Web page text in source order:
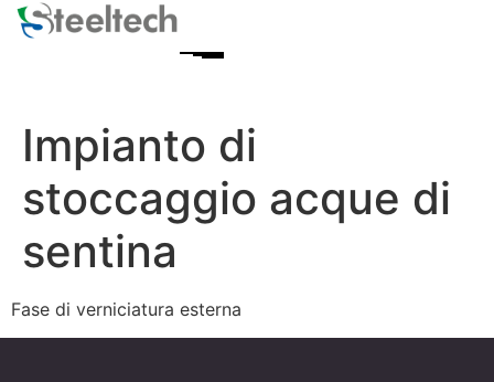
Impianto di
stoccaggio acque di
sentina
Fase di verniciatura esterna